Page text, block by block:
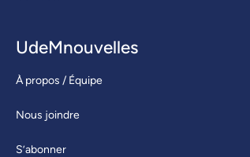
UdeMnouvelles
À propos / Équipe
Nous joindre
S’abonner